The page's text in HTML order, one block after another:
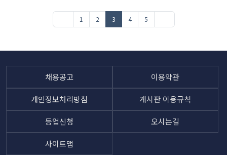
1 2 3 4 5
채용공고 이용약관
개인정보처리방침 게시판 이용규칙
등업신청 오시는길
사이트맵